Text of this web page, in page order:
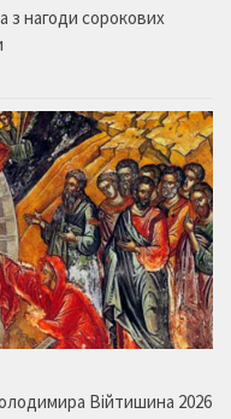
з нагоди сорокових
Війтишина 2026